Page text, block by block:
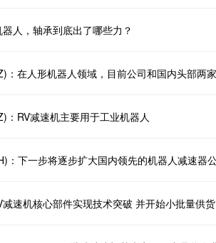
人，轴承到底出了哪些力？
：RV减速机主要用于工业机器人
速机核心部件实现技术突破 并开始小批量供货